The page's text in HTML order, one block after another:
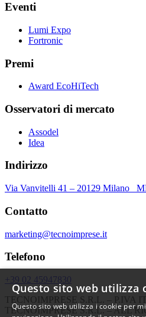
Eventi
Lumi Expo
Fortronic
Premi
Award EcoHiTech
Osservatori di mercato
Assodel
Idea
Indirizzo
Via Vanvitelli 41 – 20129 Milano
Contatto
marketing@tecnoimprese.it
Telefono
+39 02 45947830
TECNOIMPRESE S.R.L. – P.IVA
TECNOIMPRESE S.R.L. – ALL
Questo sito web utilizza
Questo sito web utilizza i cookie per